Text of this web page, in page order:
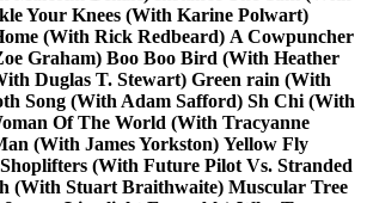
Your Knees (With Karine Polwart)
(With Rick Redbeard) A Cowpuncher
Graham) Boo Boo Bird (With Heather
Duglas T. Stewart) Green rain (With
Song (With Adam Safford) Sh Chi (With
Of The World (With Tracyanne
(With James Yorkston) Yellow Fly
Shoplifters (With Future Pilot Vs. Stranded
(With Stuart Braithwaite) Muscular Tree